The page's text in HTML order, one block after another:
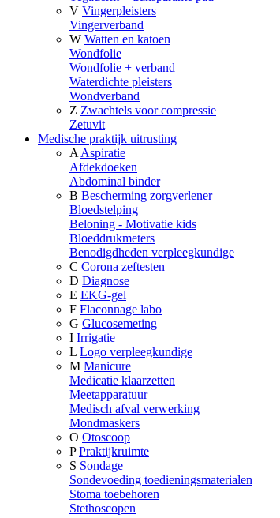
V Vingerpleisters
Vingerverband
W Watten en katoen
Wondfolie
Wondfolie + verband
Waterdichte pleisters
Wondverband
Z Zwachtels voor compressie
Zetuvit
Medische praktijk uitrusting
A Aspiratie
Afdekdoeken
Abdominal binder
B Bescherming zorgverlener
Bloedstelping
Beloning - Motivatie kids
Bloeddrukmeters
Benodigdheden verpleegkundige
C Corona zeftesten
D Diagnose
E EKG-gel
F Flaconnage labo
G Glucosemeting
I Irrigatie
L Logo verpleegkundige
M Manicure
Medicatie klaarzetten
Meetapparatuur
Medisch afval verwerking
Mondmaskers
O Otoscoop
P Praktijkruimte
S Sondage
Sondevoeding toedieningsmaterialen
Stoma toebehoren
Stethoscopen